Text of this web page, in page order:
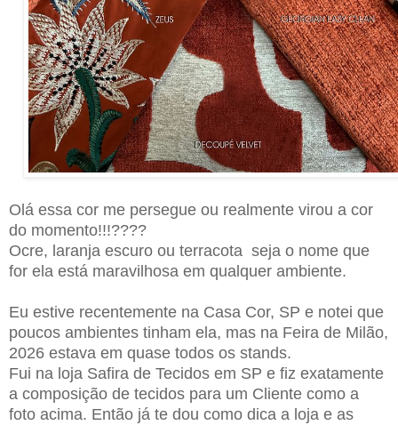
Olá essa cor me persegue ou realmente virou a cor
do momento!!!????
Ocre, laranja escuro ou terracota seja o nome que
for ela está maravilhosa em qualquer ambiente.
Eu estive recentemente na Casa Cor, SP e notei que
poucos ambientes tinham ela, mas na Feira de Milão,
2026 estava em quase todos os stands.
Fui na loja Safira de Tecidos em SP e fiz exatamente
a composição de tecidos para um Cliente como a
foto acima. Então já te dou como dica a loja e as